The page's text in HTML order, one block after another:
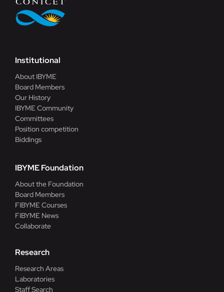
Institutional
About IBYME
Board Members
Our History
IBYME Community
Committees
Position competition
Biddings
IBYME Foundation
About the Foundation
Board Members
FIBYME Courses
FIBYME News
Collaborate
Research
Research Areas
Laboratories
Staff Search